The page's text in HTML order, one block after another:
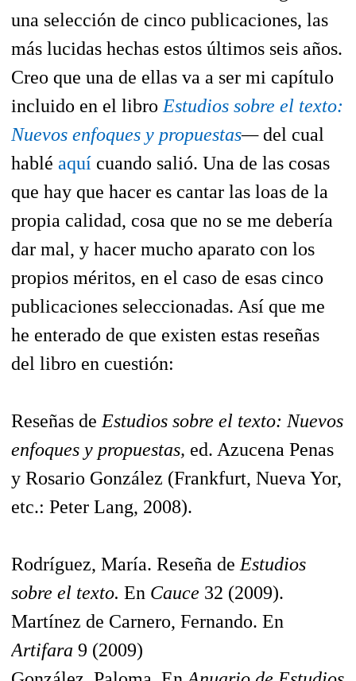
una selección de cinco publicaciones, las
más lucidas hechas estos últimos seis años.
Creo que una de ellas va a ser mi capítulo
incluido en el libro Estudios sobre el texto:
Nuevos enfoques y propuestas—del cual
hablé aquí cuando salió. Una de las cosas
que hay que hacer es cantar las loas de la
propia calidad, cosa que no se me debería
dar mal, y hacer mucho aparato con los
propios méritos, en el caso de esas cinco
publicaciones seleccionadas. Así que me
he enterado de que existen estas reseñas
del libro en cuestión:
Reseñas de Estudios sobre el texto: Nuevos
enfoques y propuestas, ed. Azucena Penas
y Rosario González (Frankfurt, Nueva Yor,
etc.: Peter Lang, 2008).
Rodríguez, María. Reseña de Estudios
sobre el texto. En Cauce 32 (2009).
Martínez de Carnero, Fernando. En
Artifara 9 (2009)